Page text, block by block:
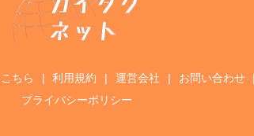
ちら 利用規約 運営会社
お問い合わせ
プライバシーポリシー